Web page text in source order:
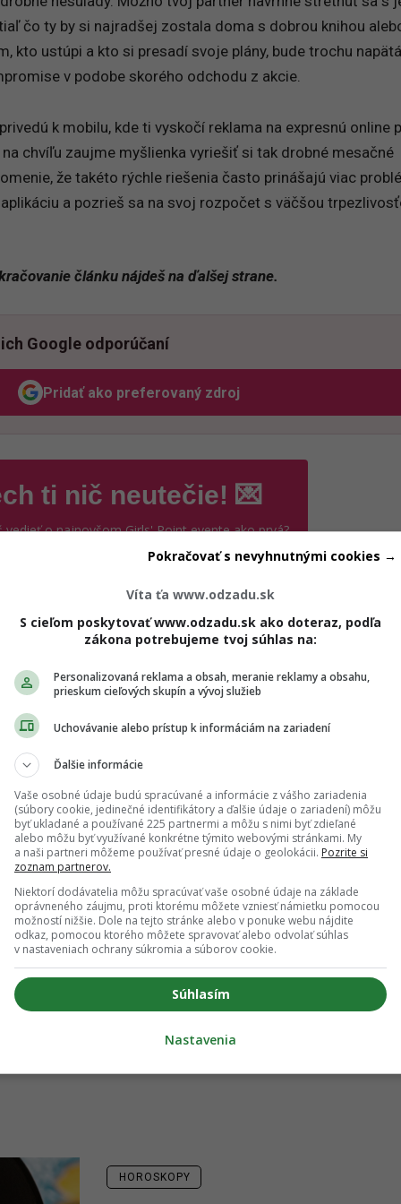
čo ty by si najradšej zostala doma s dobrou knihou
kto ustúpi a kto si presadí svoje plány, bude trochu
v podobe skorého odchodu z akcie.
k mobilu, kde ti vyskočí reklama na expresnú online
chvíľu zaujme myšlienka vyriešiť si tak drobné mesačné
že takéto rýchle riešenia často prinášajú viac
a pozrieš sa na svoj rozpočet s väčšou
článku nájdeš na ďalšej strane.
Google odporúčaní
Pridať ako preferovaný zdroj
Odzadu, odkaz sa otvorí v novom okne
ti nič neutečie! 💌
vedieť o najnovšom Girls' Point evente ako prvá?
sa na odber e-mailových newslettrov.
si nezabudni skontrolovať e-mail a potvrď
platnú e-mailovú adresu
chcem dostávať marketingové novinky,
na eventy a inšpiráciu od Girls' Point a
partnerov. Odhlásiť sa môžeš kedykoľvek.
so spracovaním mojich osobných údajov v súlade
GDPR a podľaPodmienok ochrany súkromia(otvorí sa v novom okne)
a
používania(otvorí sa v novom okne)
.*
Prihlásiť sa na odber
PREDCHÁDZAJÚCE
HOROSKOPY
Víta ťa www.odzadu.sk
S cieľom poskytovať www.odzadu.sk ako doteraz, podľa
zákona potrebujeme tvoj súhlas na:
Personalizovaná reklama a obsah, meranie reklamy a obsahu,
prieskum cieľových skupín a vývoj služieb
Uchovávanie alebo prístup k informáciám na zariadení
Ďalšie informácie
Vaše osobné údaje budú spracúvané a informácie z vášho zariadenia
(súbory cookie, jedinečné identifikátory a ďalšie údaje o zariadení) môžu
byť ukladané a používané 225 partnermi a môžu s nimi byť zdieľané
alebo môžu byť využívané konkrétne týmito webovými stránkami. My
a naši partneri môžeme používať presné údaje o geolokácii. Pozrite si
zoznam partnerov.
Niektorí dodávatelia môžu spracúvať vaše osobné údaje na základe
oprávneného záujmu, proti ktorému môžete vzniesť námietku pomocou
možností nižšie. Dole na tejto stránke alebo v ponuke webu nájdite
odkaz, pomocou ktorého môžete spravovať alebo odvolať súhlas
v nastaveniach ochrany súkromia a súborov cookie.
Súhlasím
Pokračovať s nevyhnutnými cookies →
Nastavenia